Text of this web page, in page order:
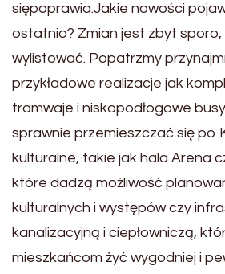
siępoprawia.Jakie nowości
ostatnio? Zmian jest zbyt sporo,
wylistować. Popatrzmy
przykładowe realizacje jak
tramwaje i niskopodłogowe
sprawnie przemieszczać się po
kulturalne, takie jak hala Arena
które dadzą możliwość
kulturalnych i występów czy
kanalizacyjną i ciepłowniczą,
mieszkańcom żyć wygodniej i